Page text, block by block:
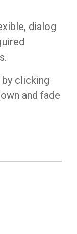
dialog
clicking
and fade